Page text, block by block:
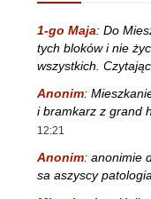
1-go Maja: Do
tych bloków i nie
wszystkich.
Anonim:
i bramkarz z grand
12:21
Anonim: anonimie
sa aszyscy patologia